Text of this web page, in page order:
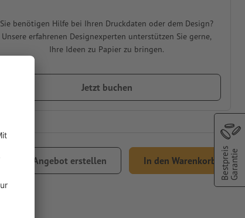
Sie benötigen Hilfe bei Ihren Druckdaten oder dem Design?
Unsere erfahrenen Designexperten unterstützen Sie gerne,
Ihre Ideen zu Papier zu bringen.
Jetzt buchen
Angebot erstellen In den Warenkorb BestpreisGarantie